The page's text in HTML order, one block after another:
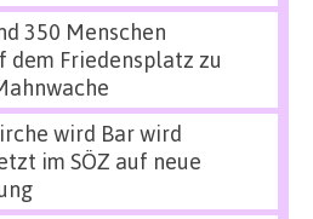
350 Menschen
dem Friedensplatz zu
wird Bar wird
im SÖZ auf neue